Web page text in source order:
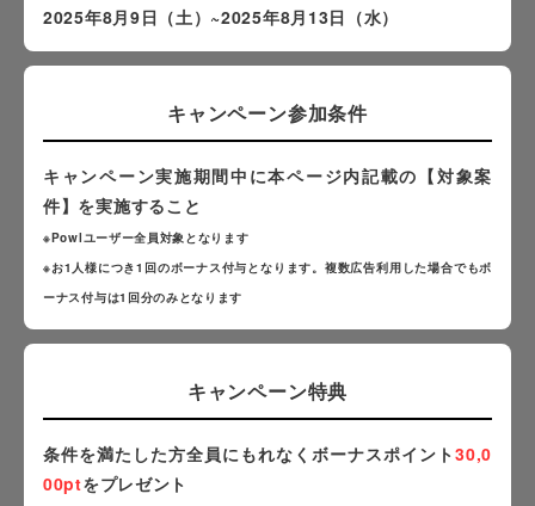
2025年8月9日（土）~2025年8月13日（水）
キャンペーン参加条件
キャンペーン実施期間中に本ページ内記載の【対象案
件】を実施すること
※Powlユーザー全員対象となります
※お1人様につき1回のボーナス付与となります。複数広告利用した場合でもボ
ーナス付与は1回分のみとなります
キャンペーン特典
条件を満たした方全員にもれなくボーナスポイント30,0
00ptをプレゼント